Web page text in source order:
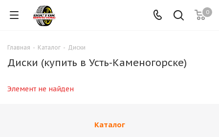
0
Главная - Каталог - Диски
Диски (купить в Усть-Каменогорске)
Элемент не найден
Каталог